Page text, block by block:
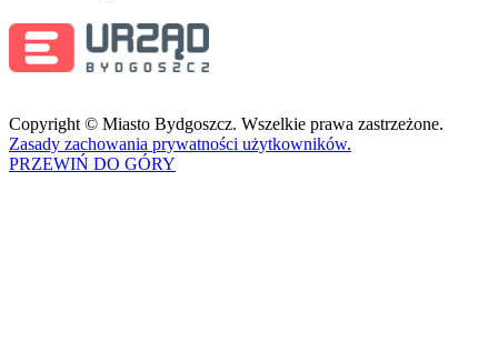
Copyright © Miasto Bydgoszcz. Wszelkie prawa zastrzeżone.
Zasady zachowania prywatności użytkowników.
PRZEWIŃ DO GÓRY